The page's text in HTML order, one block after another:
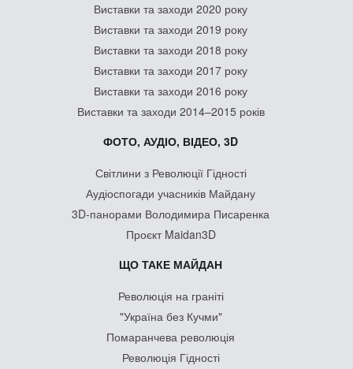
Виставки та заходи 2020 року
Виставки та заходи 2019 року
Виставки та заходи 2018 року
Виставки та заходи 2017 року
Виставки та заходи 2016 року
Виставки та заходи 2014–2015 років
ФОТО, АУДІО, ВІДЕО, 3D
Світлини з Революції Гідності
Аудіоспогади учасників Майдану
3D-панорами Володимира Писаренка
Проєкт Maidan3D
ЩО ТАКЕ МАЙДАН
Революція на граніті
"Україна без Кучми"
Помаранчева революція
Революція Гідності